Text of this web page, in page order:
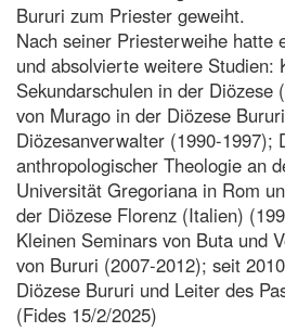
Bururi zum Priester geweiht.
Nach seiner Priesterweihe hatte
und absolvierte weitere Studien:
Sekundarschulen in der Diözese
von Murago in der Diözese
Diözesanverwalter (1990-1997);
anthropologischer Theologie an
Universität Gregoriana in Rom
der Diözese Florenz (Italien)
Kleinen Seminars von Buta und
von Bururi (2007-2012); seit
Diözese Bururi und Leiter des
(Fides 15/2/2025)